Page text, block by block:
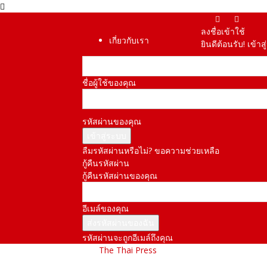
เกี่ยวกับเรา
ลงชื่อเข้าใช้
ยินดีต้อนรับ! เข้
ชื่อผู้ใช้ของคุณ
รหัสผ่านของคุณ
ลืมรหัสผ่านหรือไม่? ขอความช่วยเหลือ
กู้คืนรหัสผ่าน
กู้คืนรหัสผ่านของคุณ
อีเมล์ของคุณ
รหัสผ่านจะถูกอีเมล์ถึงคุณ
The Thai Press